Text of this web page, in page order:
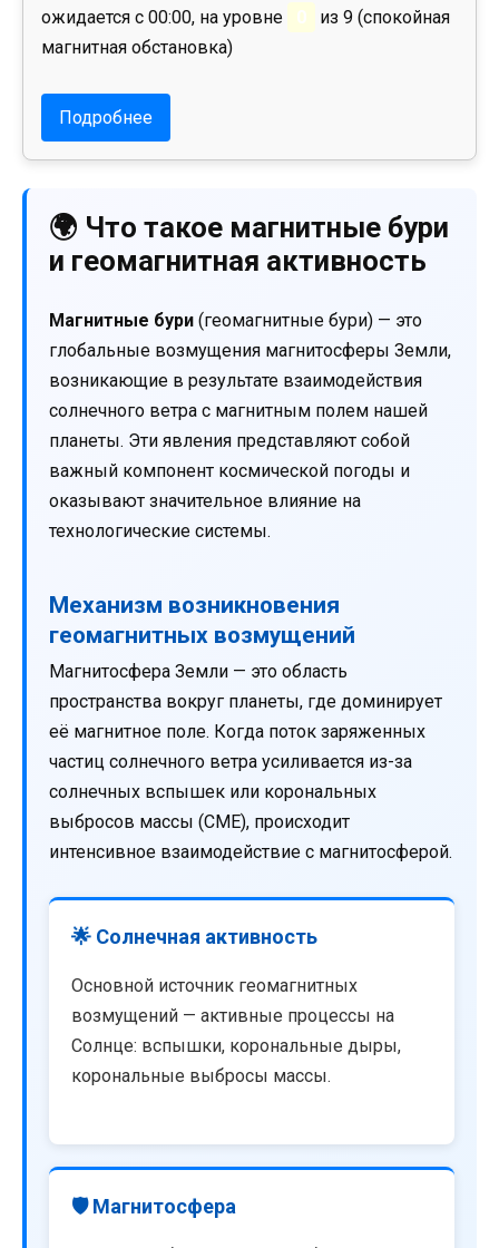
ожидается с 00:00, на уровне
0
из 9 (спокойная
магнитная обстановка)
Подробнее
🌍 Что такое магнитные бури
и геомагнитная активность
Магнитные бури (геомагнитные бури) — это
глобальные возмущения магнитосферы Земли,
возникающие в результате взаимодействия
солнечного ветра с магнитным полем нашей
планеты. Эти явления представляют собой
важный компонент космической погоды и
оказывают значительное влияние на
технологические системы.
Механизм возникновения
геомагнитных возмущений
Магнитосфера Земли — это область
пространства вокруг планеты, где доминирует
её магнитное поле. Когда поток заряженных
частиц солнечного ветра усиливается из-за
солнечных вспышек или корональных
выбросов массы (CME), происходит
интенсивное взаимодействие с магнитосферой.
🌟 Солнечная активность
Основной источник геомагнитных
возмущений — активные процессы на
Солнце: вспышки, корональные дыры,
корональные выбросы массы.
🛡️ Магнитосфера